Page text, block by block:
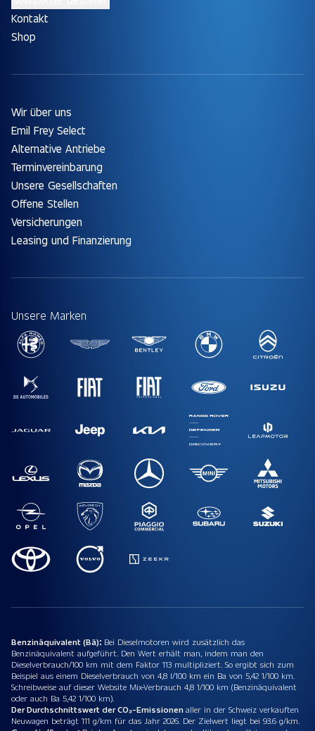
Kontakt
Shop
Wir über uns
Emil Frey Select
Alternative Antriebe
Terminvereinbarung
Unsere Gesellschaften
Offene Stellen
Versicherungen
Leasing und Finanzierung
Unsere Marken
Benzinäquivalent (Bä): Bei Dieselmotoren wird zusätzlich das
Benzinäquivalent aufgeführt. Den Wert erhält man, indem man den
Dieselverbrauch/100 km mit dem Faktor 113 multipliziert. So ergibt sich zum
Beispiel aus einem Dieselverbrauch von 4,8 l/100 km ein Ba von 5,42 1/100 km.
Schreibweise auf dieser Website Mix-Verbrauch 4,8 1/100 km (Benzinäquivalent
oder auch Ba 5,42 1/100 km).
Der Durchschnittswert der CO₂-Emissionenaller in der Schweiz verkauften
Neuwagen beträgt 111 g/km für das Jahr 2026. Der Zielwert liegt bei 93.6 g/km.